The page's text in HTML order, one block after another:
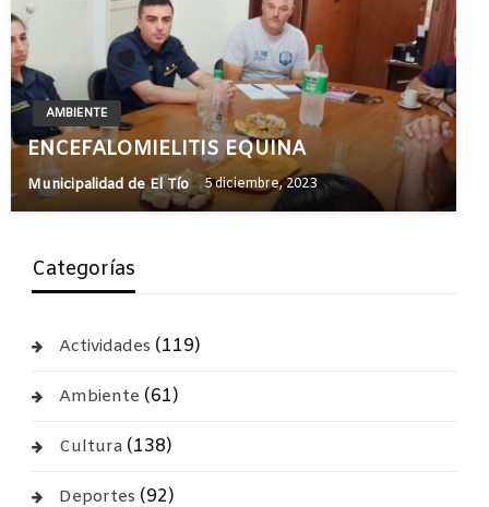
AMBIENTE
ENCEFALOMIELITIS EQUINA
Municipalidad de El Tío 5 diciembre, 2023
Categorías
Actividades (119)
Ambiente (61)
Cultura(138)
Deportes (92)